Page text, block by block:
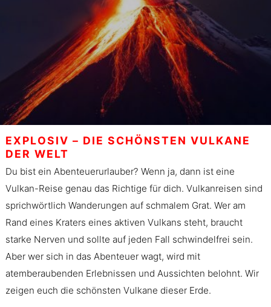
EXPLOSIV – DIE SCHÖNSTEN VULKANE
DER WELT
Du bist ein Abenteuerurlauber? Wenn ja, dann ist eine
Vulkan-Reise genau das Richtige für dich. Vulkanreisen sind
sprichwörtlich Wanderungen auf schmalem Grat. Wer am
Rand eines Kraters eines aktiven Vulkans steht, braucht
starke Nerven und sollte auf jeden Fall schwindelfrei sein.
Aber wer sich in das Abenteuer wagt, wird mit
atemberaubenden Erlebnissen und Aussichten belohnt. Wir
zeigen euch die schönsten Vulkane dieser Erde.